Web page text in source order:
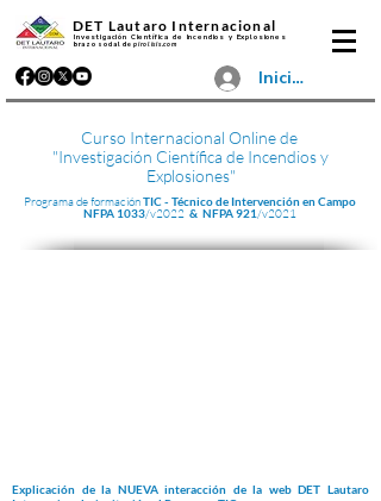
Iniciar sesión
DET Lautaro Internacional
Investigación Científica de Incendios y Explosiones
brazo social depirolisis.com
Curso Internacional Online de
"Investigación Científica de Incendios y
Explosiones"
Programa de formaciónTIC - Técnico deIntervenciónen Campo
NFPA 1033/v2022 & NFPA 921/v2021
Explicación de la NUEVA interacción de la web DET Lautaro